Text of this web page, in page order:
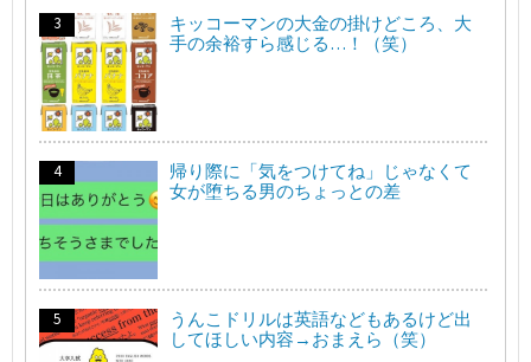
キッコーマンの大金の掛けどころ、大
手の余裕すら感じる…！（笑）
帰り際に「気をつけてね」じゃなくて
女が堕ちる男のちょっとの差
うんこドリルは英語などもあるけど出
してほしい内容→おまえら（笑）